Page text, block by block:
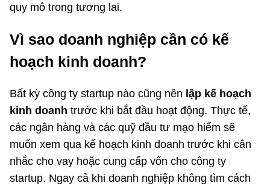
quy mô trong tương lai.
Vì sao doanh nghiệp cần có kế
hoạch kinh doanh?
Bất kỳ công ty startup nào cũng nên lập kế hoạch
kinh doanh trước khi bắt đầu hoạt động. Thực tế,
các ngân hàng và các quỹ đầu tư mạo hiểm sẽ
muốn xem qua kế hoạch kinh doanh trước khi cân
nhắc cho vay hoặc cung cấp vốn cho công ty
startup. Ngay cả khi doanh nghiệp không tìm cách